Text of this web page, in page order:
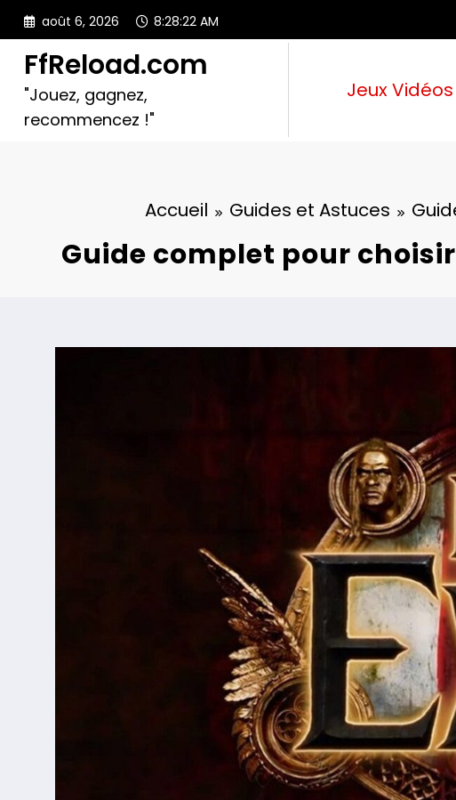
Aller
contenu
août 6, 2026 8:28:23 AM
FfReload.com
"Jouez, gagnez,
recommencez !"
Jeux Vidéos
Accueil Guides et Astuces
Guide complet pour